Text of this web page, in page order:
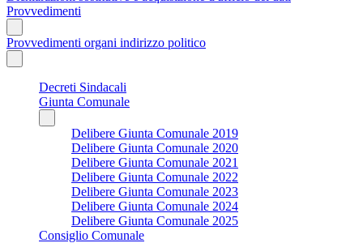
Provvedimenti
Provvedimenti organi indirizzo politico
Decreti Sindacali
Giunta Comunale
Delibere Giunta Comunale 2019
Delibere Giunta Comunale 2020
Delibere Giunta Comunale 2021
Delibere Giunta Comunale 2022
Delibere Giunta Comunale 2023
Delibere Giunta Comunale 2024
Delibere Giunta Comunale 2025
Consiglio Comunale